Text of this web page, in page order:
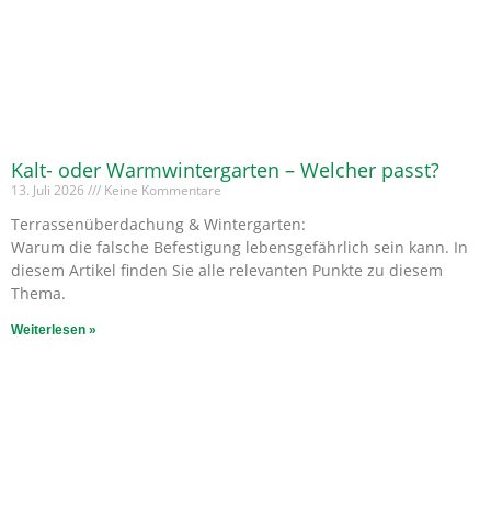
Kalt- oder Warmwintergarten – Welcher passt?
13. Juli 2026 Keine Kommentare
Terrassenüberdachung & Wintergarten:
Warum die falsche Befestigung lebensgefährlich sein kann. In
diesem Artikel finden Sie alle relevanten Punkte zu diesem
Thema.
Weiterlesen »